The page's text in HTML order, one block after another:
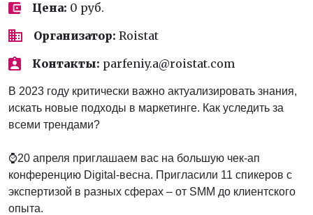
Цена: 0 руб.
Организатор: Roistat
Контакты: parfeniy.a@roistat.com
В 2023 году критически важно актуализировать знания,
искать новые подходы в маркетинге. Как уследить за
всеми трендами?
⌚20 апреля приглашаем вас на большую чек-ап
конференцию Digital-весна. Пригласили 11 спикеров с
экспертизой в разных сферах – от SMM до клиентского
опыта.